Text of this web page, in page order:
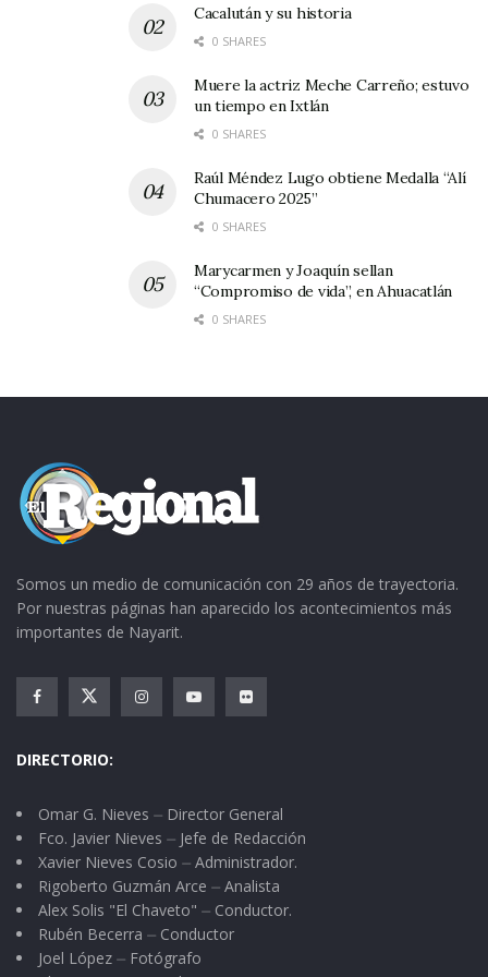
Cacalután y su historia
0 SHARES
Muere la actriz Meche Carreño; estuvo
un tiempo en Ixtlán
0 SHARES
Raúl Méndez Lugo obtiene Medalla “Alí
Chumacero 2025”
0 SHARES
Marycarmen y Joaquín sellan
“Compromiso de vida”, en Ahuacatlán
0 SHARES
Somos un medio de comunicación con 29 años de trayectoria.
Por nuestras páginas han aparecido los acontecimientos más
importantes de Nayarit.
DIRECTORIO:
Omar G. Nieves ⏤ Director General
Fco. Javier Nieves ⏤ Jefe de Redacción
Xavier Nieves Cosio ⏤ Administrador.
Rigoberto Guzmán Arce ⏤ Analista
Alex Solis "El Chaveto" ⏤ Conductor.
Rubén Becerra ⏤ Conductor
Joel López ⏤ Fotógrafo